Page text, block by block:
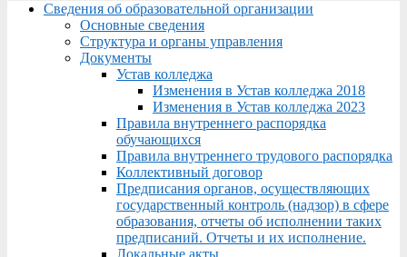
Menu
Сведения об образовательной организации
Основные сведения
Структура и органы управления
Документы
Устав колледжа
Изменения в Устав колледжа 2018
Изменения в Устав колледжа 2023
Правила внутреннего распорядка
обучающихся
Правила внутреннего трудового распорядка
Коллективный договор
Предписания органов, осуществляющих
государственный контроль (надзор) в сфере
образования, отчеты об исполнении таких
предписаний. Отчеты и их исполнение.
Локальные акты